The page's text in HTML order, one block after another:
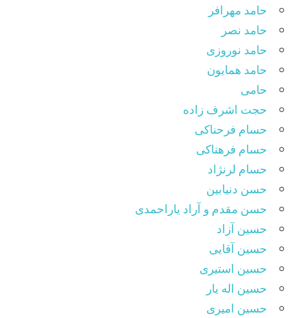
حامد مهرافر
حامد نصر
حامد نوروزی
حامد همایون
حامی
حجت اشرف زاده
حسام فرحناکی
حسام فرهناکی
حسام لرنژاد
حسن دنیابین
حسن مقدم و آراد یاراحمدی
حسین آزاد
حسین آقایی
حسین استیری
حسین اله یار
حسین امیری